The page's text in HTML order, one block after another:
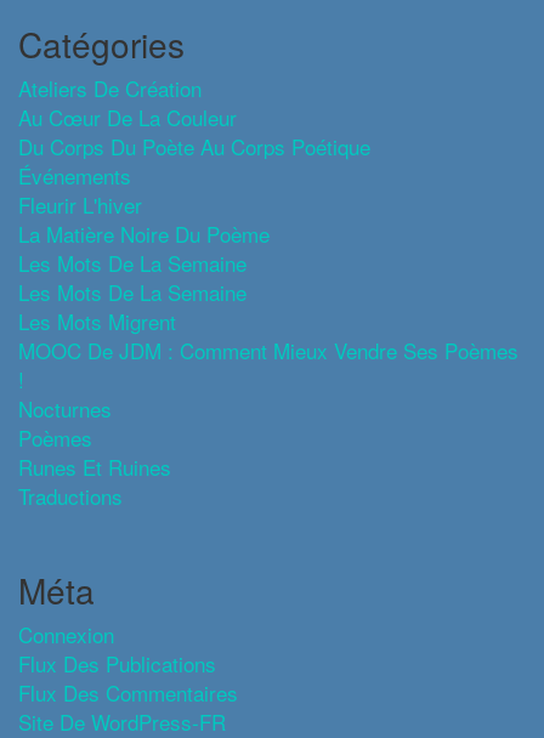
Catégories
Ateliers De Création
Au Cœur De La Couleur
Du Corps Du Poète Au Corps Poétique
Événements
Fleurir L'hiver
La Matière Noire Du Poème
Les Mots De La Semaine
Les Mots De La Semaine
Les Mots Migrent
MOOC De JDM : Comment Mieux Vendre Ses Poèmes
!
Nocturnes
Poèmes
Runes Et Ruines
Traductions
Méta
Connexion
Flux Des Publications
Flux Des Commentaires
Site De WordPress-FR